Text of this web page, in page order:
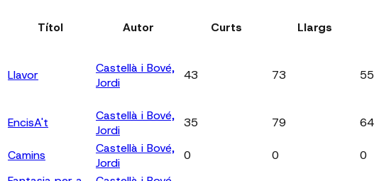
Títol Autor Curts Llargs
Llavor
Castellà i Bové,
Jordi
43 73 55
EncisA't
Castellà i Bové,
Jordi
35 79 64
Camins
Castellà i Bové,
Jordi
0 0 0